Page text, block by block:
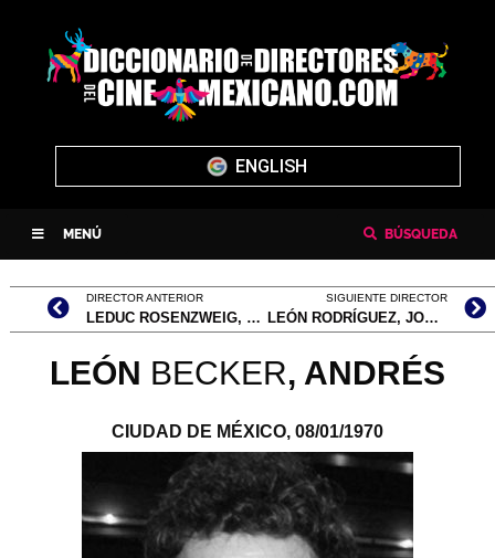
ENGLISH
MENÚ BÚSQUEDA
DIRECTOR ANTERIOR
LEDUC ROSENZWEIG, PAUL
SIGUIENTE DIRECTOR
LEÓN RODRÍGUEZ, JOSÉ FERNANDO JAVIER
LEÓN BECKER, ANDRÉS
CIUDAD DE MÉXICO, 08/01/1970